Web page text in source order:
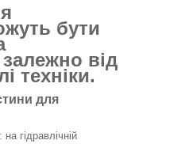
бути
від
техніки.
для
гідравлічній